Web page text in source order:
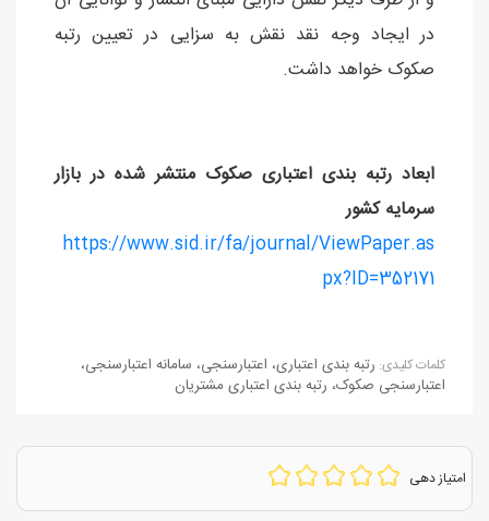
در ایجاد وجه نقد نقش به سزایی در تعیین رتبه
صکوک خواهد داشت.
ابعاد رتبه بندی اعتباری صکوک منتشر شده در بازار
سرمايه کشور
https://www.sid.ir/fa/journal/ViewPaper.as
px?ID=352171
كلمات كليدی: رتبه بندی اعتباری، اعتبارسنجی، سامانه اعتبارسنجی،
اعتبارسنجی صکوک، رتبه بندی اعتباری مشتریان
امتیاز دهی